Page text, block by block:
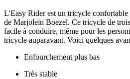
L'Easy Rider est un tricycle confortable
de Marjolein Boezel. Ce tricycle de
facile à conduire, même pour les
tricycle auparavant. Voici quelques
Enfourchement plus bas
Très stable